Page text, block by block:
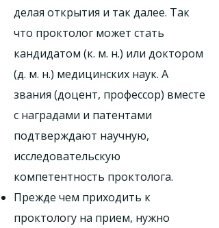
делая открытия и так далее. Так
что проктолог может стать
кандидатом (к. м. н.) или доктором
(д. м. н.) медицинских наук. А
звания (доцент, профессор) вместе
с наградами и патентами
подтверждают научную,
исследовательскую
компетентность проктолога.
Прежде чем приходить к
проктологу на прием, нужно